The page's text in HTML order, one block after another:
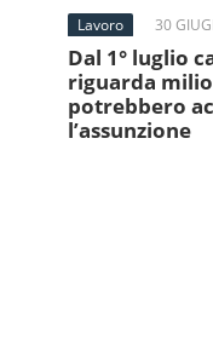
Lavoro 30
Dal 1° luglio
riguarda
potrebbero
l’assunzione